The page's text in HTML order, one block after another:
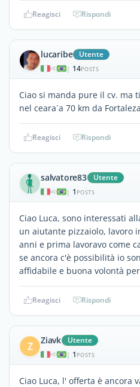
Reagisci Rispondi
lucaribe Utente
| 14POSTS
Ciao si manda pure il cv. ma
nel ceara´a 70 km da
Reagisci Rispondi
salvatore83 Utente
| 1 POSTS
Ciao Luca, sono interessati
un aiutante pizzaiolo, lavoro
anni e prima lavoravo come
se ancora c'è possibilità io
affidabile e buona volontà
Reagisci Rispondi
Z Ziavk Utente
| 1 POSTS
Ciao Luca, l' offerta è ancora